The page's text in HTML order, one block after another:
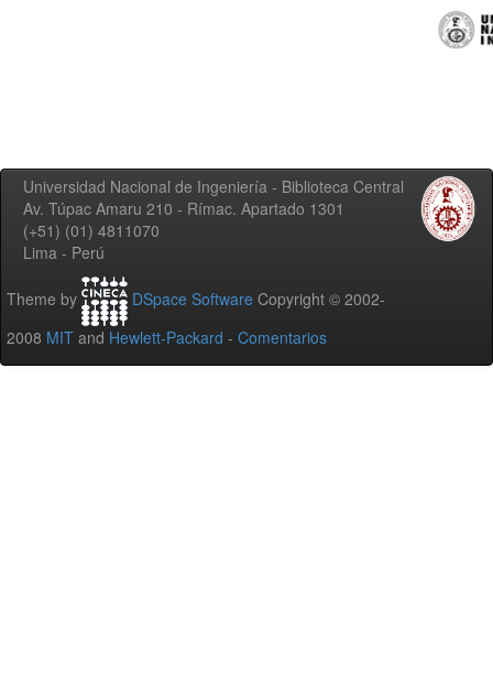
Universidad Nacional de Ingeniería - Biblioteca Central
Av. Túpac Amaru 210 - Rímac. Apartado 1301
(+51) (01) 4811070
Lima - Perú
Theme by DSpace Software Copyright © 2002-
2008 MIT and Hewlett-Packard - Comentarios